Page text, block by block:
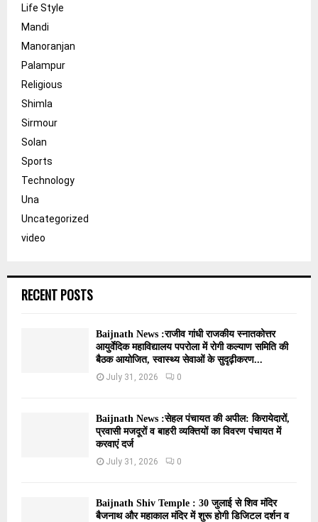
Life Style
Mandi
Manoranjan
Palampur
Religious
Shimla
Sirmour
Solan
Sports
Technology
Una
Uncategorized
video
RECENT POSTS
Baijnath News :राजीव गांधी राजकीय स्नातकोत्तर
आयुर्वेदिक महाविद्यालय पपरोला में रोगी कल्याण समिति की
बैठक आयोजित, स्वास्थ्य सेवाओं के सुदृढ़ीकरण...
July 31, 2026 0
Baijnath News :सेहल पंचायत की अपील: किरायेदारों,
प्रवासी मजदूरों व बाहरी व्यक्तियों का विवरण पंचायत में
करवाएं दर्ज
July 31, 2026 0
Baijnath Shiv Temple : 30 जुलाई से शिव मंदिर
बैजनाथ और महाकाल मंदिर में शुरू होगी डिजिटल दर्शन व